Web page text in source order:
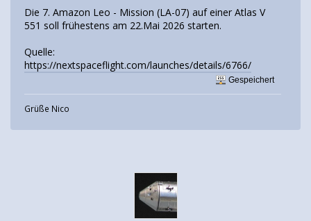
Die 7. Amazon Leo - Mission (LA-07) auf einer Atlas V
551 soll frühestens am 22.Mai 2026 starten.
Quelle:
https://nextspaceflight.com/launches/details/6766/
Gespeichert
Grüße Nico